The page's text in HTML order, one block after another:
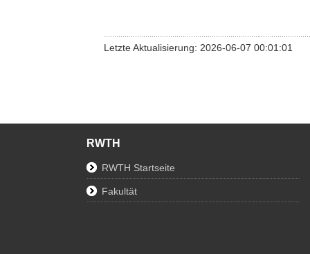
Letzte Aktualisierung: 2026-06-07 00:01:01
RWTH
RWTH Startseite
Fakultät